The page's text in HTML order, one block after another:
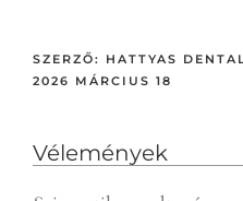
SZERZŐ: HATTYAS
2026 MÁRCIUS 18
Vélemények